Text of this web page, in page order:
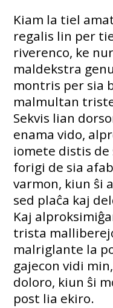
Kiam la tiel
regalis lin per
riverenco, ke
maldekstra
montris per sia
malmultan
Sekvis lian
enama vido,
iomete distis de
forigi de sia
varmon, kiun ŝi
sed plaĉa kaj
Kaj
trista
malriglante la
gajecon vidi
doloro, kiun ŝi
post lia ekiro.